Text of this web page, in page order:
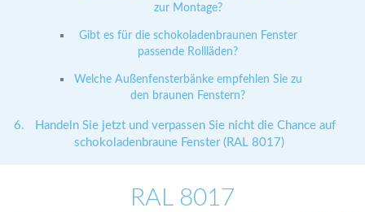
zur Montage?
Gibt es für die schokoladenbraunen Fenster
passende Rollläden?
Welche Außenfensterbänke empfehlen Sie zu
den braunen Fenstern?
Handeln Sie jetzt und verpassen Sie nicht die Chance auf
schokoladenbraune Fenster (RAL 8017)
RAL 8017